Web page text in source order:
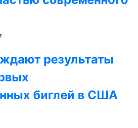
результаты
биглей в США